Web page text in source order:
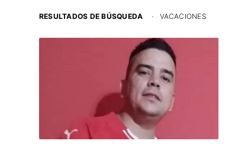
RESULTADOS DE BÚSQUEDA · VACACIONES